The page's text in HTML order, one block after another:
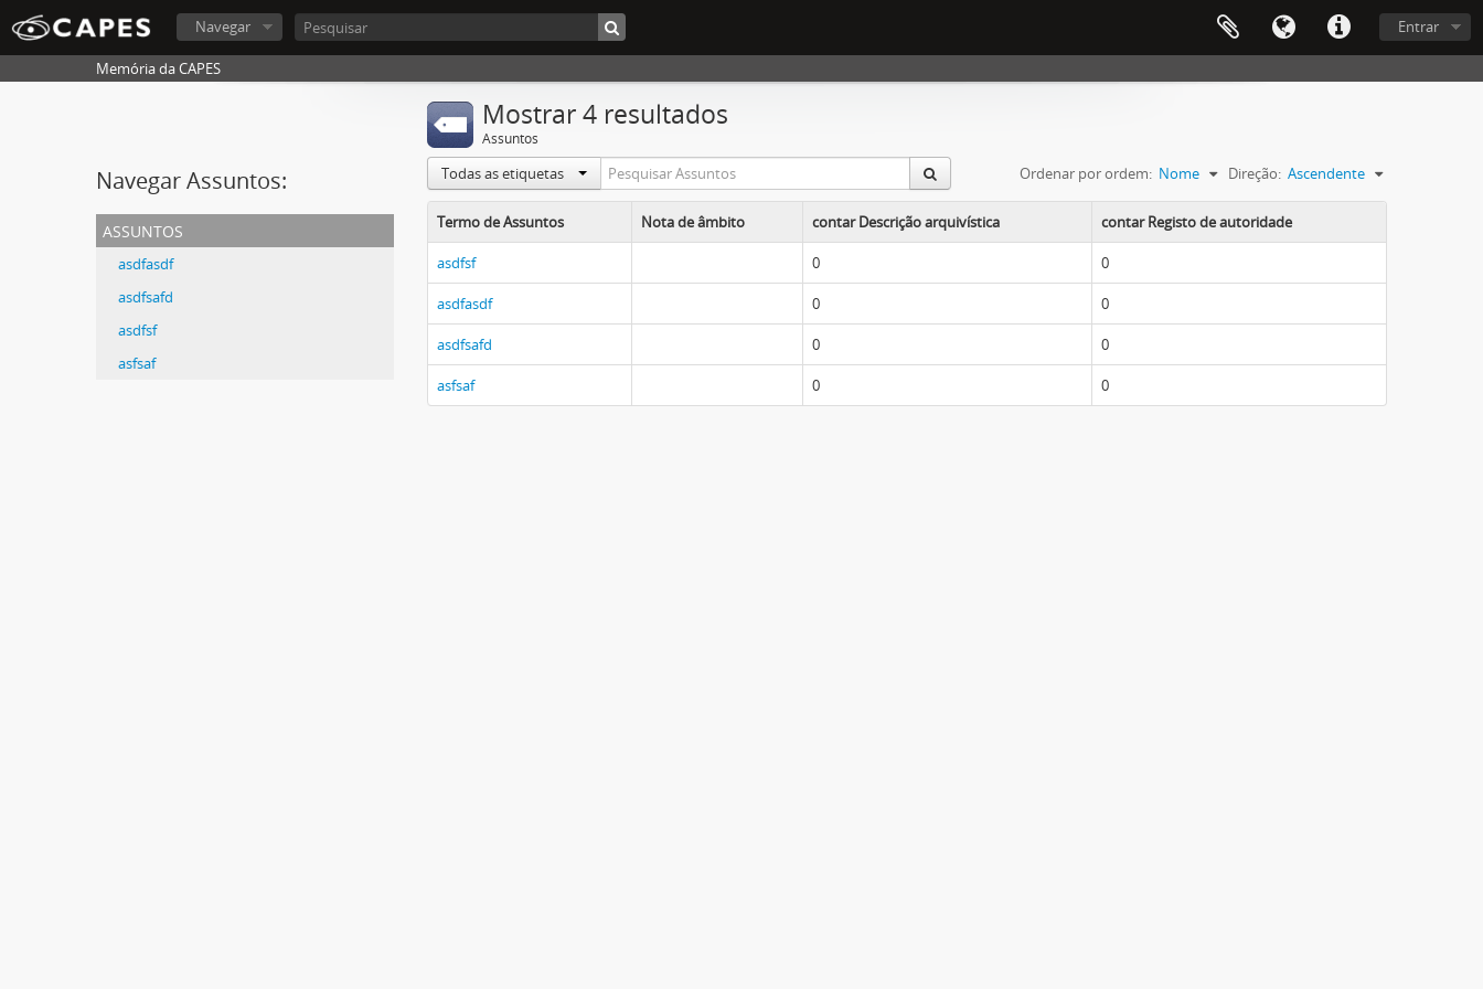
Entrar
Navegar
Memória da CAPES
Navegar Assuntos:
assuntos
asdfasdf
asdfsafd
asdfsf
asfsaf
Mostrar 4 resultados
Assuntos
Todas as etiquetas Ordenar por ordem: Nome Direção: Ascendente
Termo de Assuntos Nota de âmbito contar Descrição arquivística contar Registo de autoridade
asdfsf 0 0
asdfasdf 0 0
asdfsafd 0 0
asfsaf 0 0